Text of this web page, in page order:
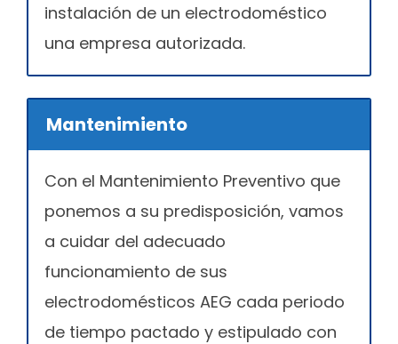
instalación de un electrodoméstico
una empresa autorizada.
Mantenimiento
Con el Mantenimiento Preventivo que
ponemos a su predisposición, vamos
a cuidar del adecuado
funcionamiento de sus
electrodomésticos AEG cada periodo
de tiempo pactado y estipulado con